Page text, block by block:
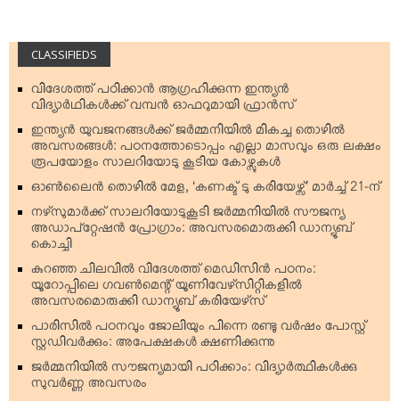
CLASSIFIEDS
വിദേശത്ത് പഠിക്കാന്‍ ആഗ്രഹിക്കുന്ന ഇന്ത്യന്‍
വിദ്യാര്‍ഥികള്‍ക്ക് വമ്പന്‍ ഓഫറുമായി ഫ്രാന്‍സ്
ഇന്ത്യന്‍ യുവജനങ്ങള്‍ക്ക് ജര്‍മ്മനിയില്‍ മികച്ച തൊഴില്‍
അവസരങ്ങള്‍: പഠനത്തോടൊപ്പം എല്ലാ മാസവും ഒരു ലക്ഷം
രൂപയോളം സാലറിയോടു കൂടിയ കോഴ്സുകള്‍
ഓണ്‍ലൈന്‍ തൊഴില്‍ മേള, ‘കണക്ട് ടു കരിയേഴ്സ്’ മാര്‍ച്ച് 21-ന്
നഴ്‌സുമാര്‍ക്ക് സാലറിയോടുകൂടി ജര്‍മ്മനിയില്‍ സൗജന്യ
അഡാപ്റ്റേഷന്‍ പ്രോഗ്രാം: അവസരമൊരുക്കി ഡാന്യൂബ്
കൊച്ചി
കുറഞ്ഞ ചിലവില്‍ വിദേശത്ത് മെഡിസിന്‍ പഠനം:
യൂറോപ്പിലെ ഗവണ്‍മെന്റ് യൂണിവേഴ്‌സിറ്റികളില്‍
അവസരമൊരുക്കി ഡാന്യൂബ് കരിയേഴ്‌സ്
പാരിസില്‍ പഠനവും ജോലിയും പിന്നെ രണ്ടു വര്‍ഷം പോസ്റ്റ്
സ്റ്റഡിവര്‍ക്കും: അപേക്ഷകള്‍ ക്ഷണിക്കുന്നു
ജര്‍മ്മനിയില്‍ സൗജന്യമായി പഠിക്കാം: വിദ്യാര്‍ത്ഥികള്‍ക്കു
സുവര്‍ണ്ണ അവസരം